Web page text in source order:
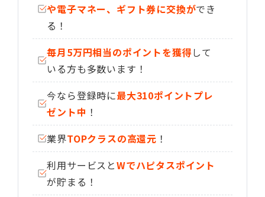
や電子マネー、ギフト券に交換ができ
る！
毎月5万円相当のポイントを獲得して
いる方も多数います！
今なら登録時に最大310ポイントプレ
ゼント中 ！
業界TOPクラスの高還元 ！
利用サービスとWでハピタスポイント
が貯まる！